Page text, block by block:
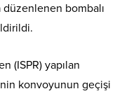
bombalı
(ISPR) yapılan
konvoyunun geçişi